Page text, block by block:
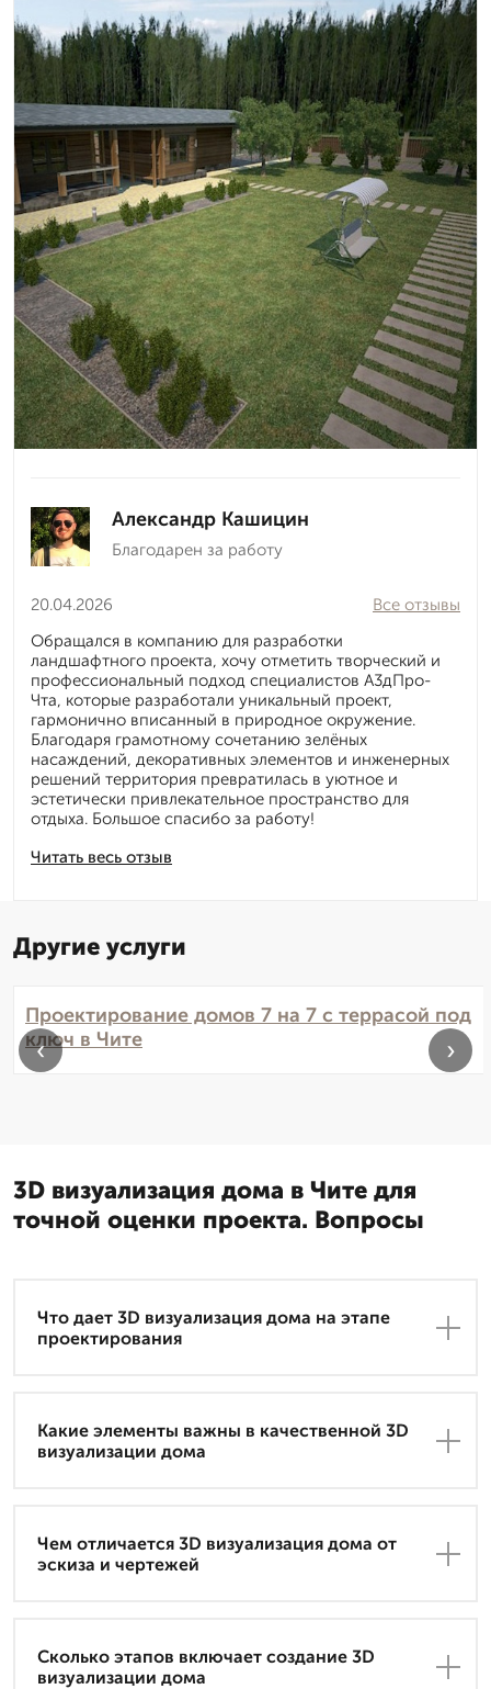
Александр Кашицин
Благодарен за работу
20.04.2026
Читать весь отзыв
Все отзывы
Обращался в компанию для разработки
ландшафтного проекта, хочу отметить творческий и
профессиональный подход специалистов А3дПро-
Чта, которые разработали уникальный проект,
гармонично вписанный в природное окружение.
Благодаря грамотному сочетанию зелёных
насаждений, декоративных элементов и инженерных
решений территория превратилась в уютное и
эстетически привлекательное пространство для
отдыха. Большое спасибо за работу!
Другие услуги
Проектирование домов 7 на 7 с террасой под
ключ в Чите
‹ ›
3D визуализация дома в Чите для
точной оценки проекта. Вопросы
Что дает 3D визуализация дома на этапе
проектирования
Какие элементы важны в качественной 3D
визуализации дома
Чем отличается 3D визуализация дома от
эскиза и чертежей
Сколько этапов включает создание 3D
визуализации дома